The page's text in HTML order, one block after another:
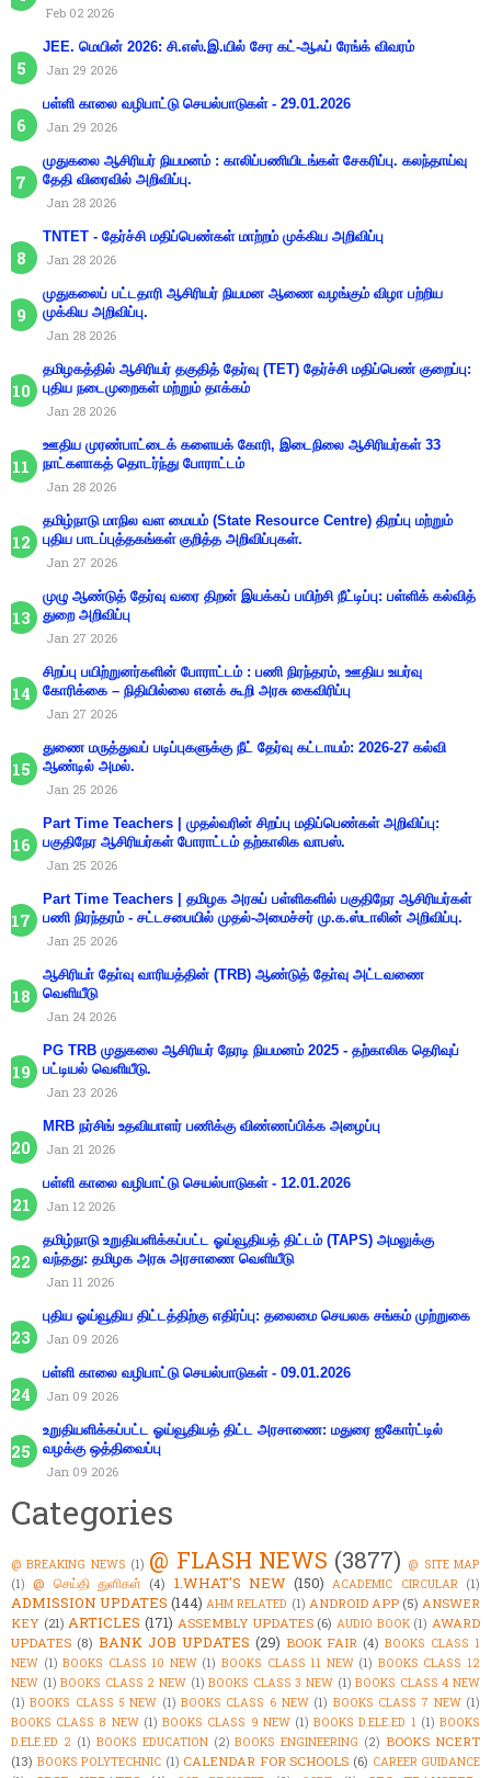
Feb 02 2026
JEE. மெயின் 2026: சி.எஸ்.இ.யில் சேர கட்-ஆஃப் ரேங்க் விவரம்
Jan 29 2026
பள்ளி காலை வழிபாட்டு செயல்பாடுகள் - 29.01.2026
Jan 29 2026
முதுகலை ஆசிரியர் நியமனம் : காலிப்பணியிடங்கள் சேகரிப்பு. கலந்தாய்வு
தேதி விரைவில் அறிவிப்பு.
Jan 28 2026
TNTET - தேர்ச்சி மதிப்பெண்கள் மாற்றம் முக்கிய அறிவிப்பு
Jan 28 2026
முதுகலைப் பட்டதாரி ஆசிரியர் நியமன ஆணை வழங்கும் விழா பற்றிய
முக்கிய அறிவிப்பு.
Jan 28 2026
தமிழகத்தில் ஆசிரியர் தகுதித் தேர்வு (TET) தேர்ச்சி மதிப்பெண் குறைப்பு:
புதிய நடைமுறைகள் மற்றும் தாக்கம்
Jan 28 2026
ஊதிய முரண்பாட்டைக் களையக் கோரி, இடைநிலை ஆசிரியர்கள் 33
நாட்களாகத் தொடர்ந்து போராட்டம்
Jan 28 2026
தமிழ்நாடு மாநில வள மையம் (State Resource Centre) திறப்பு மற்றும்
புதிய பாடப்புத்தகங்கள் குறித்த அறிவிப்புகள்.
Jan 27 2026
முழு ஆண்டுத் தேர்வு வரை திறன் இயக்கப் பயிற்சி நீட்டிப்பு: பள்ளிக் கல்வித்
துறை அறிவிப்பு
Jan 27 2026
சிறப்பு பயிற்றுனர்களின் போராட்டம் : பணி நிரந்தரம், ஊதிய உயர்வு
கோரிக்கை – நிதியில்லை எனக் கூறி அரசு கைவிரிப்பு
Jan 27 2026
துணை மருத்துவப் படிப்புகளுக்கு நீட் தேர்வு கட்டாயம்: 2026-27 கல்வி
ஆண்டில் அமல்.
Jan 25 2026
Part Time Teachers | முதல்வரின் சிறப்பு மதிப்பெண்கள் அறிவிப்பு:
பகுதிநேர ஆசிரியர்கள் போராட்டம் தற்காலிக வாபஸ்.
Jan 25 2026
Part Time Teachers | தமிழக அரசுப் பள்ளிகளில் பகுதிநேர ஆசிரியர்கள்
பணி நிரந்தரம் - சட்டசபையில் முதல்-அமைச்சர் மு.க.ஸ்டாலின் அறிவிப்பு.
Jan 25 2026
ஆசிரியா் தோ்வு வாரியத்தின் (TRB) ஆண்டுத் தோ்வு அட்டவணை
வெளியீடு
Jan 24 2026
PG TRB முதுகலை ஆசிரியர் நேரடி நியமனம் 2025 - தற்காலிக தெரிவுப்
பட்டியல் வெளியீடு.
Jan 23 2026
MRB நர்சிங் உதவியாளர் பணிக்கு விண்ணப்பிக்க அழைப்பு
Jan 21 2026
பள்ளி காலை வழிபாட்டு செயல்பாடுகள் - 12.01.2026
Jan 12 2026
தமிழ்நாடு உறுதியளிக்கப்பட்ட ஓய்வூதியத் திட்டம் (TAPS) அமலுக்கு
வந்தது: தமிழக அரசு அரசாணை வெளியீடு
Jan 11 2026
புதிய ஓய்வூதிய திட்டத்திற்கு எதிர்ப்பு: தலைமை செயலக சங்கம் முற்றுகை
Jan 09 2026
பள்ளி காலை வழிபாட்டு செயல்பாடுகள் - 09.01.2026
Jan 09 2026
உறுதியளிக்கப்பட்ட ஓய்வூதியத் திட்ட அரசாணை: மதுரை ஐகோர்ட்டில்
வழக்கு ஒத்திவைப்பு
Jan 09 2026
Categories
@ BREAKING NEWS (1) @ FLASH NEWS (3877) @ SITE MAP
(1) @ செய்தி துளிகள் (4) 1.WHAT'S NEW (150) ACADEMIC CIRCULAR (1)
ADMISSION UPDATES (144) AHM RELATED (1) ANDROID APP (5) ANSWER
KEY (21) ARTICLES (171) ASSEMBLY UPDATES (6) AUDIO BOOK (1) AWARD
UPDATES (8) BANK JOB UPDATES (29) BOOK FAIR (4) BOOKS CLASS 1
NEW (1) BOOKS CLASS 10 NEW (1) BOOKS CLASS 11 NEW (1) BOOKS CLASS 12
NEW (1) BOOKS CLASS 2 NEW (1) BOOKS CLASS 3 NEW (1) BOOKS CLASS 4 NEW
(1) BOOKS CLASS 5 NEW (1) BOOKS CLASS 6 NEW (1) BOOKS CLASS 7 NEW (1)
BOOKS CLASS 8 NEW (1) BOOKS CLASS 9 NEW (1) BOOKS D.ELE.ED 1 (1) BOOKS
D.ELE.ED 2 (1) BOOKS EDUCATION (2) BOOKS ENGINEERING (2) BOOKS NCERT
(13) BOOKS POLYTECHNIC (1) CALENDAR FOR SCHOOLS (6) CAREER GUIDANCE